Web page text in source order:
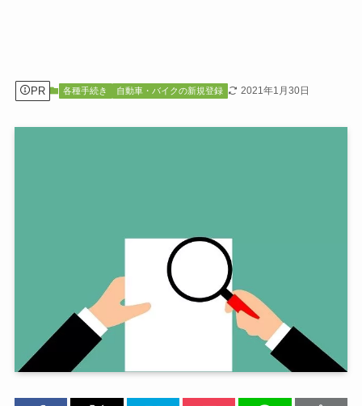
PR 各種手続き 自動車・バイクの新規登録 2021年1月30日